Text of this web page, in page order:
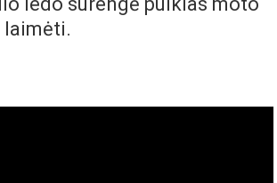
laimėti.